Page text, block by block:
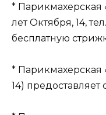
* Парикмахерская
лет Октября, 14,
бесплатную
* Парикмахерская
14) предоставляет